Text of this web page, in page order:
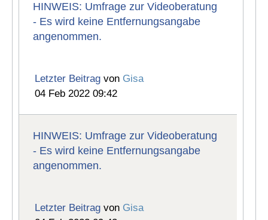
HINWEIS: Umfrage zur Videoberatung
- Es wird keine Entfernungsangabe
angenommen.
Letzter Beitrag von Gisa
04 Feb 2022 09:42
HINWEIS: Umfrage zur Videoberatung
- Es wird keine Entfernungsangabe
angenommen.
Letzter Beitrag von Gisa